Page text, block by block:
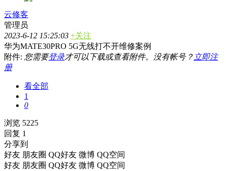
云修客
管理员
2023-6-12 15:25:03 +关注
华为MATE30PRO 5G无线打不开维修案例
附件: 您需要登录才可以下载或查看附件。没有帐号？ 立即注
册
看全部
1
0
浏览 5225
回复 1
分享到
好友 朋友圈 QQ好友 微博 QQ空间
好友 朋友圈 QQ好友 微博 QQ空间